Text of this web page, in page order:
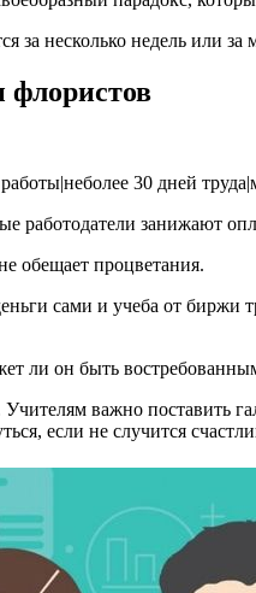
несколько недель или за
30 дней
занижают
обещает процветания.
сами и учеба от
ли он быть
важно поставить
если не случится